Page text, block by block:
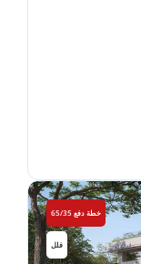
خطة دفع 65/35
فلل